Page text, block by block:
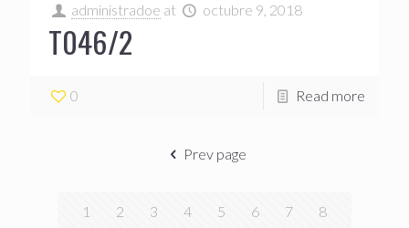
administradoe at octubre 9, 2018
T046/2
0 Read more
Prev page
1 2 3 4 5 6 7
8